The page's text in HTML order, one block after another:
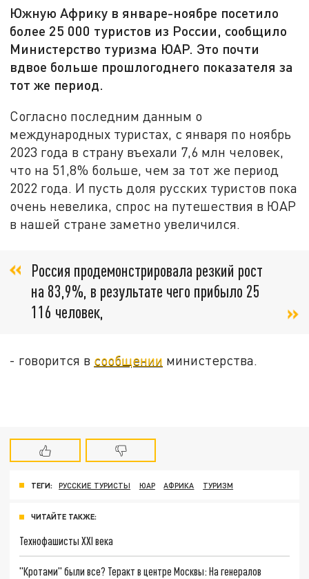
Южную Африку в январе-ноябре посетило
более 25 000 туристов из России, сообщило
Министерство туризма ЮАР. Это почти
вдвое больше прошлогоднего показателя за
тот же период.
Согласно последним данным о
международных туристах, с января по ноябрь
2023 года в страну въехали 7,6 млн человек,
что на 51,8% больше, чем за тот же период
2022 года. И пусть доля русских туристов пока
очень невелика, спрос на путешествия в ЮАР
в нашей стране заметно увеличился.
Россия продемонстрировала резкий рост
на 83,9%, в результате чего прибыло 25
116 человек,
- говорится в сообщении министерства.
ТЕГИ: РУССКИЕ ТУРИСТЫ ЮАР АФРИКА ТУРИЗМ
ЧИТАЙТЕ ТАКЖЕ:
Технофашисты XXI века
"Кротами" были все? Теракт в центре Москвы: На генералов